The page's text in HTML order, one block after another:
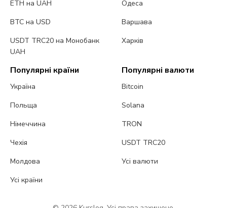
ETH на UAH
BTC на USD
USDT TRC20 на Монобанк
UAH
Одеса
Варшава
Харків
Популярні країни
Україна
Польща
Німеччина
Чехія
Молдова
Усі країни
Популярні валюти
Bitcoin
Solana
TRON
USDT TRC20
Усі валюти